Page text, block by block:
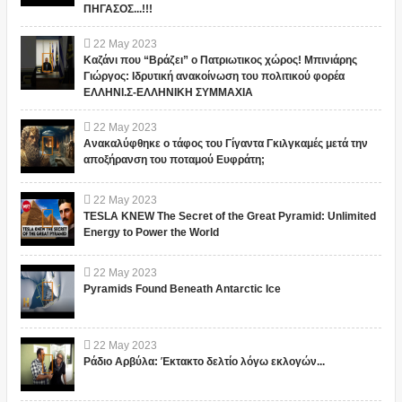
ΠΗΓΑΣΟΣ...!!!
22 May 2023
Καζάνι που “Βράζει” ο Πατριωτικος χώρος! Μπινιάρης
Γιώργος: Ιδρυτική ανακοίνωση του πολιτικού φορέα
ΕΛΛΗΝΙ.Σ-ΕΛΛΗΝΙΚΗ ΣΥΜΜΑΧΙΑ
22 May 2023
Ανακαλύφθηκε ο τάφος του Γίγαντα Γκιλγκαμές μετά την
αποξήρανση του ποταμού Ευφράτη;
22 May 2023
TESLA KNEW The Secret of the Great Pyramid: Unlimited
Energy to Power the World
22 May 2023
Pyramids Found Beneath Antarctic Ice
22 May 2023
Ράδιο Αρβύλα: Έκτακτο δελτίο λόγω εκλογών...